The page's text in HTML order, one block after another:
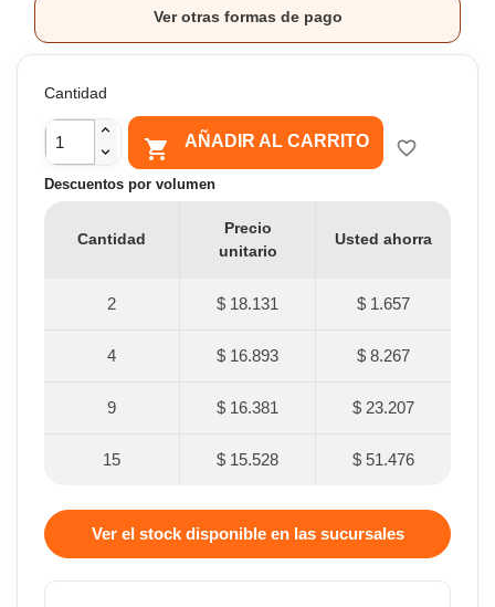
Ver otras formas de pago
Cantidad
 AÑADIR AL CARRITO favorite_border
Descuentos por volumen
Cantidad
Precio
unitario
Usted ahorra
2 $ 18.131 $ 1.657
4 $ 16.893 $ 8.267
9 $ 16.381 $ 23.207
15 $ 15.528 $ 51.476
Ver el stock disponible en las sucursales